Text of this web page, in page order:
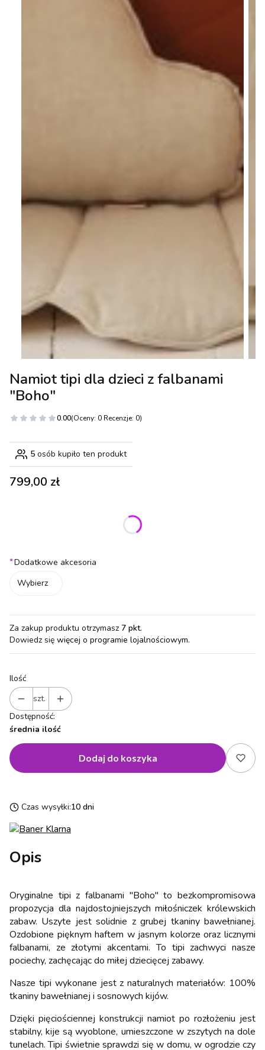
Namiot tipi dla dzieci z falbanami
"Boho"
0.00(Oceny: 0 Recenzje: 0)
5 osób kupiło ten produkt
Cena
799,00 zł
Poszczególne warianty mogą różnić się ceną
*Dodatkowe akcesoria
Wybierz
Za zakup produktu otrzymasz 7 pkt.
Dowiedz się więcej o programie lojalnościowym.
Ilość
szt.
Dostępność:
średnia ilość
Dodaj do koszyka
Czas wysyłki:10 dni
Opis
Oryginalne tipi z falbanami "Boho" to bezkompromisowa
propozycja dla najdostojniejszych miłośniczek królewskich
zabaw. Uszyte jest solidnie z grubej tkaniny bawełnianej.
Ozdobione pięknym haftem w jasnym kolorze oraz licznymi
falbanami, ze złotymi akcentami. To tipi zachwyci nasze
pociechy, zachęcając do miłej dziecięcej zabawy.
Nasze tipi wykonane jest z naturalnych materiałów: 100%
tkaniny bawełnianej i sosnowych kijów.
Dzięki pięciościennej konstrukcji namiot po rozłożeniu jest
stabilny, kije są wyoblone, umieszczone w zszytych na dole
tunelach. Tipi świetnie sprawdzi się w domu, w ogrodzie czy